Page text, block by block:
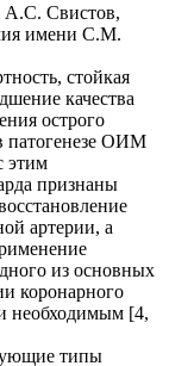
Свистов,
имени С.М.
стойкая
качества
острого
патогенезе ОИМ
этим
признаны
артерии, а
из основных
коронарного
необходимым [4,
типы